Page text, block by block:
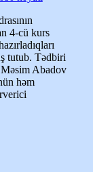
4-cü kurs
tutub. Tədbiri
Abadov
həm